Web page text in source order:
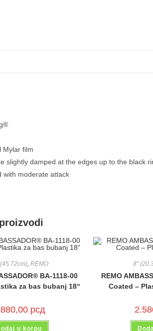
Mylar film
slightly damped at the edges up to the black
with moderate attack
,REMO
BA-1118-00
za bas bubanj 18“
рсд
u korpu
8''
REMO
Coated –